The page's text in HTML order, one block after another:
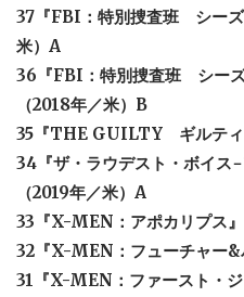
37『FBI：特別捜査班 シー
米）A
36『FBI：特別捜査班 シー
（2018年／米）B
35『THE GUILTY ギルティ
34『ザ・ラウデスト・ボイス
（2019年／米）A
33『X-MEN：アポカリプス
32『X-MEN：フューチャー
31『X-MEN：ファースト・